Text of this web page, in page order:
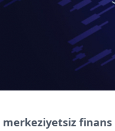
merkeziyetsiz finans